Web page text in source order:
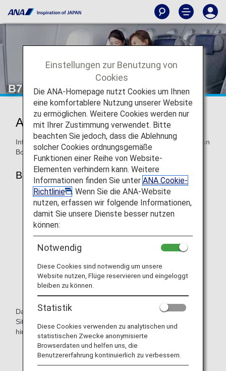
B767-300ER Economy Class
ANA Economy Class
Informationen zu den Sitzplätzen der ANA Economy Class an
Bord der B767-300ER
B767-300ER (202 Sitzplätze)
Dank des komfortablen Schalendesigns können Sie Ihren
Sitzplatz bequem verstellen, ohne dass Passagiere sich
hinter Ihnen gestört fühlen.
* Flugzeugtyp und/oder Sitzplan können sich ohne
Vorankündigung ändern.
Einstellungen zur Benutzung von
Cookies
Die ANA-Homepage nutzt Cookies um Ihnen
eine komfortablere Nutzung unserer Website
zu ermöglichen. Weitere Cookies werden nur
mit Ihrer Zustimmung verwendet. Bitte
beachten Sie jedoch, dass die Ablehnung
solcher Cookies ordnungsgemäße
Funktionen einer Reihe von Website-
Elementen verhindern kann. Weitere
Informationen finden Sie unter ANA Cookie-
Richtlinie
. Wenn Sie die ANA-Website
nutzen, erfassen wir folgende Informationen,
damit Sie unsere Dienste besser nutzen
können:
Notwendig
Diese Cookies sind notwendig um unsere
Website nutzen, Flüge reservieren und eingeloggt
bleiben zu können.
Statistik
Diese Cookies verwenden zu analytischen und
statistischen Zwecke anonymisierte
Browserdaten und helfen uns, die
Benutzererfahrung kontinuierlich zu verbessern.